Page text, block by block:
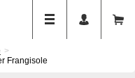
Frangisole